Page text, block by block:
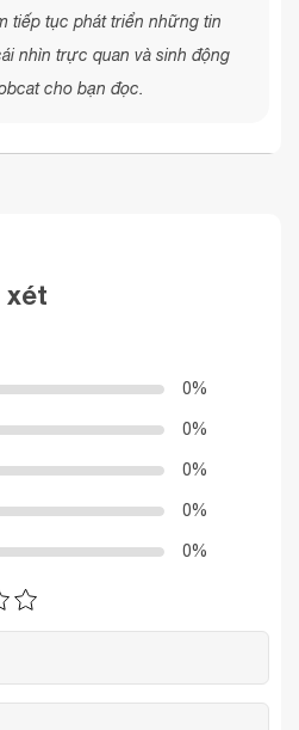
tiếp tục phát triển những tin
nhìn trực quan và sinh động
cho bạn đọc.
xét
0%
0%
0%
0%
0%